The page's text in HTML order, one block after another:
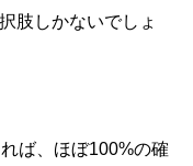
肢しかないでしょ
ば、ほぼ100%の確